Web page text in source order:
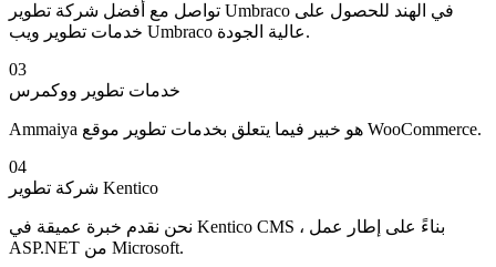
تواصل مع أفضل شركة تطوير Umbraco في الهند للحصول على
خدمات تطوير ويب Umbraco عالية الجودة.
03
خدمات تطوير ووكمرس
Ammaiya هو خبير فيما يتعلق بخدمات تطوير موقع WooCommerce.
04
شركة تطوير Kentico
نحن نقدم خبرة عميقة في Kentico CMS ، بناءً على إطار عمل
ASP.NET من Microsoft.